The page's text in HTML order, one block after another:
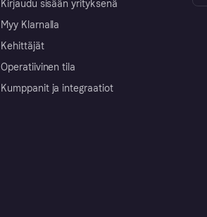
Kirjaudu sisään yrityksenä
Myy Klarnalla
Kehittäjät
Operatiivinen tila
Kumppanit ja integraatiot